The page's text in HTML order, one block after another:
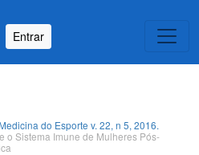
Entrar
do Esporte v. 22, n 5, 2016.
o Sistema Imune de Mulheres Pós-